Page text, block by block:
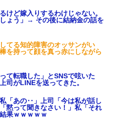
けど嫁入りするわけじゃない。
ょう」→ その後に結納金の話を
てる知的障害のオッサンがい
を持って顔を真っ赤にしながら
て転職した」とSNSで呟いた
司がLINEを送ってきた。
「あの‥」上司「今は私が話し
黙って聞きなさい！」私「それ
果ｗｗｗｗｗ